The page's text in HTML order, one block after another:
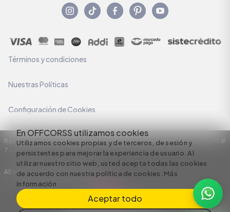
En OFFCORSS utilizamos cookies
Utilizamos cookies propias y de terceros, de sesión y
persistentes para mejorar la experiencia de usuario. Al
utilizar nuestro sitio web, usted acepta todas las cookies
de acuerdo con nuestra política de cookies. Más
información
Aceptar todo
Términos y condiciones
Nuestras Políticas
Configuración de Cookies
Razón Social: C.I HERMECO S.A. NIT: 890924167-6 Dirección: Carrera 50 #
7 – 35
All rights reserved empowered by